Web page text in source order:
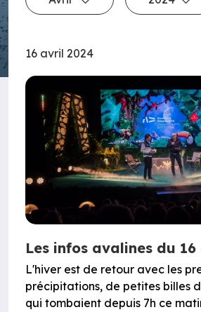
16 avril 2024
Les infos avalines du
L'hiver est de retour avec les
précipitations, de petites billes
qui tombaient depuis 7h ce